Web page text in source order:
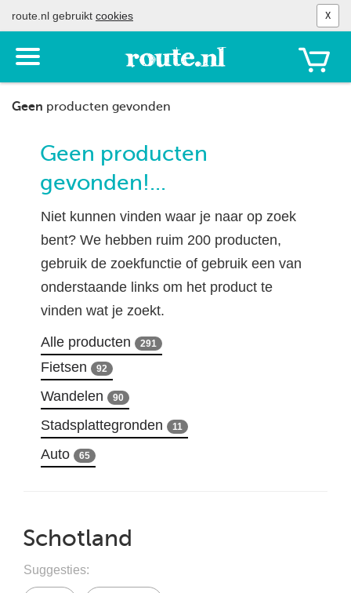
route.nl gebruikt cookies X
Toon
het
menu
Geen producten gevonden
Geen producten
gevonden!...
Niet kunnen vinden waar je naar op zoek
bent? We hebben ruim 200 producten,
gebruik de zoekfunctie of gebruik een van
onderstaande links om het product te
vinden wat je zoekt.
Alle producten 291
Fietsen 92
Wandelen 90
Stadsplattegronden 11
Auto 65
Schotland
Suggesties: